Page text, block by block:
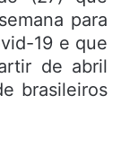
para
19 e que
de abril
brasileiros